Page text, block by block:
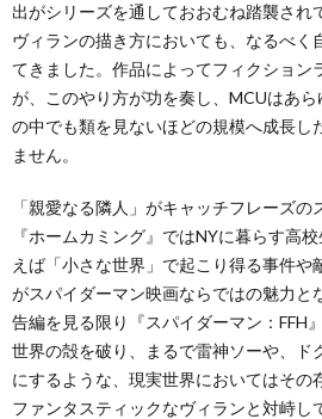
出がシリーズを通しておおむね踏襲され
ヴィランの描き方においても、なるべく
てきました。作品によってフィクション
が、このやり方が功を奏し、MCUはあ
の中でも類を見ないほどの規模へ成長し
ません。
「親愛なる隣人」がキャッチフレーズ
『ホームカミング』ではNYに暮らす高
えば「小さな世界」で起こり得る事件や
がスパイダーマン映画ならではの魅力と
告編を見る限り『スパイダーマン：FFH
世界の殻を破り、まるで雷神ソーや、ド
にするような、現実世界においてはその
ファンタスティックなヴィランと対峙し